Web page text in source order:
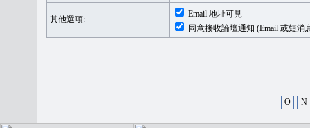
其他選項:
Email 地址可見
同意接收論壇通知 (Email 或短消
O N